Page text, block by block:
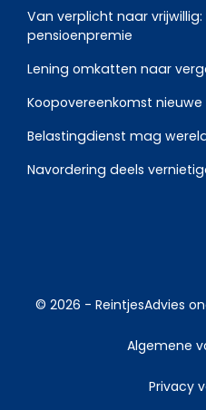
Van verplicht naar
pensioenpremie
Lening omkatten naar
Koopovereenkomst
Belastingdienst mag
Navordering deels
© 2026 - ReintjesAdvies
Algemene
Privacy